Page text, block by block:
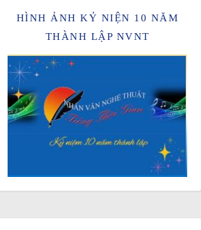
HÌNH ẢNH KỶ NIỆN 10 NĂM
THÀNH LẬP NVNT